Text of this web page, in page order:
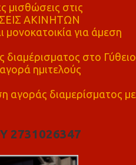
μισθώσεις στις
ΑΚΙΝΗΤΩΝ
μονοκατοικία για άμεση
στο Γύθειο
ημιτελούς
αγοράς διαμερίσματος με